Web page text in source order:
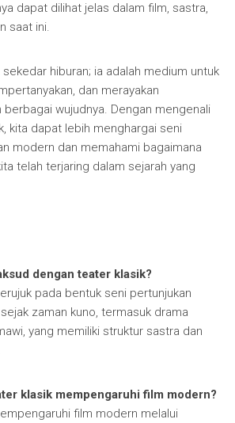
dapat dilihat jelas dalam film, sastra,
saat ini.
hiburan; ia adalah medium untuk
dan merayakan
berbagai wujudnya. Dengan mengenali
kita dapat lebih menghargai seni
modern dan memahami bagaimana
telah terjaring dalam sejarah yang
dengan teater klasik?
pada bentuk seni pertunjukan
zaman kuno, termasuk drama
yang memiliki struktur sastra dan
klasik mempengaruhi film modern?
film modern melalui